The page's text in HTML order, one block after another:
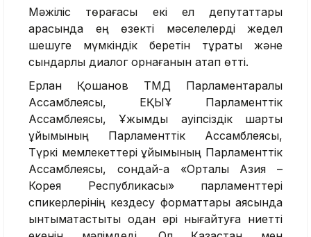
Мәжіліс төрағасы екі ел депутаттары
арасында ең өзекті мәселелерді жедел
шешуге мүмкіндік беретін тұрақты және
сындарлы диалог орнағанын атап өтті.
Ерлан Қошанов ТМД Парламентаралық
Ассамблеясы, ЕҚЫҰ Парламенттік
Ассамблеясы, Ұжымдық қауіпсіздік шарты
ұйымының Парламенттік Ассамблеясы,
Түркі мемлекеттері ұйымының Парламенттік
Ассамблеясы, сондай-ақ «Орталық Азия –
Корея Республикасы» парламенттері
спикерлерінің кездесу форматтары аясында
ынтымақтастықты одан әрі нығайтуға ниетті